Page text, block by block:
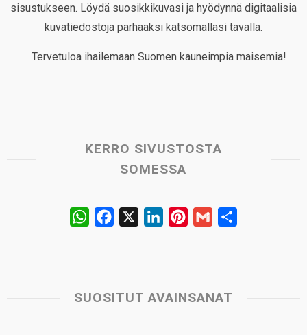
sisustukseen. Löydä suosikkikuvasi ja hyödynnä digitaalisia
kuvatiedostoja parhaaksi katsomallasi tavalla.
Tervetuloa ihailemaan Suomen kauneimpia maisemia!
KERRO SIVUSTOSTA
SOMESSA
W
s
b
e
e
l
SUOSITUT AVAINSANAT